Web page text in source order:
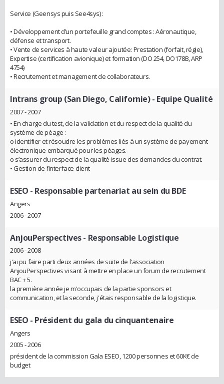
Service (Geensys puis See4sys) :
• Développement d’un portefeuille grand comptes : Aéronautique,
défense et transport.
• Vente de services à haute valeur ajoutée: Prestation (forfait, régie),
Expertise (certification avionique) et formation (DO 254, DO178B, ARP
4754)
• Recrutement et management de collaborateurs.
Intrans group (San Diego, Californie)- Equipe Qualité
2007 - 2007
• En charge du test, de la validation et du respect de la qualité du
système de péage :
o identifier et résoudre les problèmes liés à un système de payement
électronique embarqué pour les péages.
o s’assurer du respect de la qualité issue des demandes du contrat.
• Gestion de l’interface client
ESEO - Responsable partenariat au sein du BDE
Angers
2006 - 2007
AnjouPerspectives- Responsable Logistique
2006 - 2008
j'ai pu faire parti deux années de suite de l'association
AnjouPerspectives visant à mettre en place un forum de recrutement
BAC + 5.
la première année je m'occupais de la partie sponsors et
communication, et la seconde, j'étais responsable de la logistique.
ESEO - Président du gala du cinquantenaire
Angers
2005 - 2006
président de la commission Gala ESEO, 1200 personnes et 60K€ de
budget